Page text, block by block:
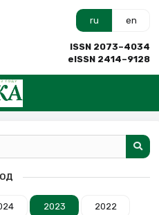
ru en
ISSN 2073–4034
eISSN 2414–9128
2023 2022